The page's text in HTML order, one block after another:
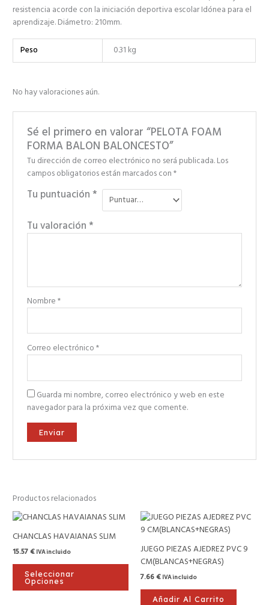
resistencia acorde con la iniciación deportiva escolar Idónea para el
aprendizaje. Diámetro: 210mm.
Peso 0.31 kg
No hay valoraciones aún.
Sé el primero en valorar “PELOTA FOAM
FORMA BALON BALONCESTO”
Tu dirección de correo electrónico no será publicada.Los
campos obligatorios están marcados con*
Tu puntuación*
Tu valoración*
Nombre*
Correo electrónico*
Guarda mi nombre, correo electrónico y web en este
navegador para la próxima vez que comente.
Productos relacionados
CHANCLAS HAVAIANAS SLIM
15.57€ IVA incluido
Seleccionar
Opciones
Este
producto
múltiples
variantes.
opciones
JUEGO PIEZAS AJEDREZ PVC 9
CM(BLANCAS+NEGRAS)
7.66€ IVA incluido
Añadir Al Carrito